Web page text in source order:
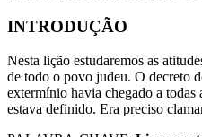
INTRODUÇÃO
Nesta lição estudaremos as
de todo o povo judeu. O decreto
extermínio havia chegado a todas
estava definido. Era preciso